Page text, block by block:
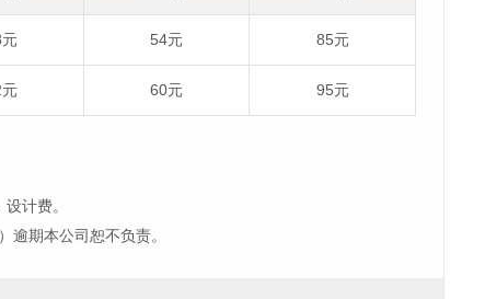
54元 85元
60元 95元
计费。
期本公司恕不负责。